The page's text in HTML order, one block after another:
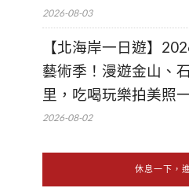
2026-08-03
【北海岸一日遊】
藝術季！漫遊金山、
里，吃喝玩樂拍美照
2026-08-02
休息一下，